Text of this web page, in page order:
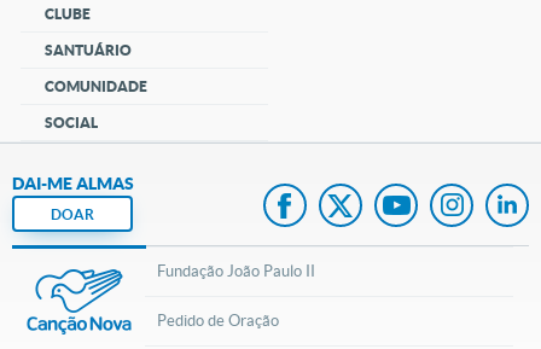
CLUBE
SANTUÁRIO
COMUNIDADE
SOCIAL
DAI-ME ALMAS
DOAR
Fundação João Paulo II
Pedido de Oração